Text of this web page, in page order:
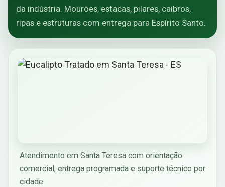
da indústria. Mourões, estacas, pilares, caibros,
ripas e estruturas com entrega para Espírito Santo.
Atendimento em Santa Teresa com orientação
comercial, entrega programada e suporte técnico por
cidade.